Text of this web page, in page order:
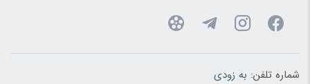
شماره تلفن: به زودی